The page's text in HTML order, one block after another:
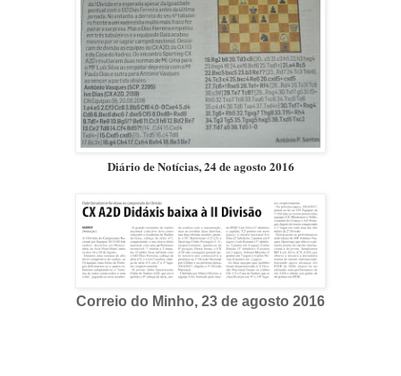
Diário de Notícias, 24 de agosto 2016
Correio do Minho, 23 de agosto 2016